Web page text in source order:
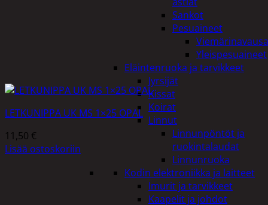
Sankot
Pesuaineet
Yleispesuaineet
Eläintenruoka ja tarvikkeet
Jyrsijät
Kissat
Koirat
Linnut
Linnunpöntöt ja
ruokintalaudat
Linnunruoka
Kodin elektroniikka ja laitteet
Imurit ja tarvikkeet
Kaapelit ja johdot
LETKUNIPPA UK MS 1×25 OPAL
11,50 €
Lisää ostoskoriin